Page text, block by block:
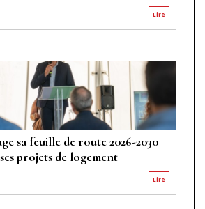
Lire
sa feuille de route 2026-2030
projets de logement
Lire